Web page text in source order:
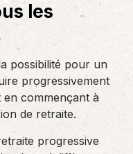
les
possibilité pour un
progressivement
commençant à
de retraite.
progressive